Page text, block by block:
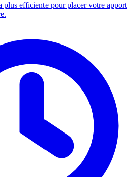
plus efficiente pour placer votre apport